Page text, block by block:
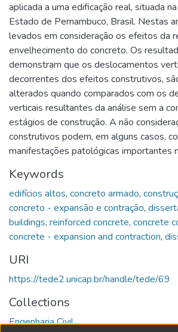
aplicada a uma edificação real, situada
Estado de Pernambuco, Brasil. Nestas
levados em consideração os efeitos da
envelhecimento do concreto. Os
demonstram que os deslocamentos
decorrentes dos efeitos construtivos,
alterados quando comparados com os
verticais resultantes da análise sem a
estágios de construção. A não
construtivos podem, em alguns casos,
manifestações patológicas importantes
Keywords
edifícios altos, concreto armado,
concreto - expansão e contração,
buildings, reinforced concrete, concrete
concrete - expansion and contraction,
URI
https://tede2.unicap.br/handle/tede/69
Collections
Engenharia Civil